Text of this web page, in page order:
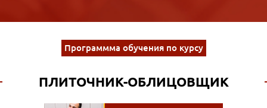
Программма обучения по курсу
ПЛИТОЧНИК-ОБЛИЦОВЩИК